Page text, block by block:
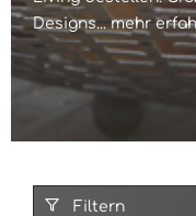
Designs...mehr
Filtern